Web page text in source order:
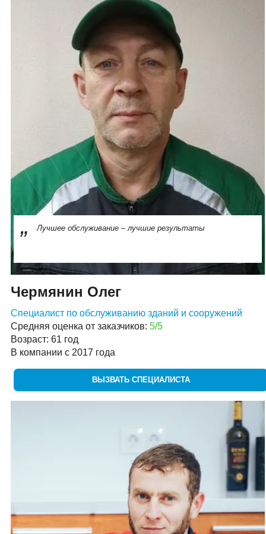
Лучшее обслуживание – лучшие результаты
Чермянин Олег
Специалист по обслуживанию зданий и сооружений
Средняя оценка от заказчиков: 5/5
Возраст: 61 год
В компании с 2017 года
ВЫЗВАТЬ СПЕЦИАЛИСТА